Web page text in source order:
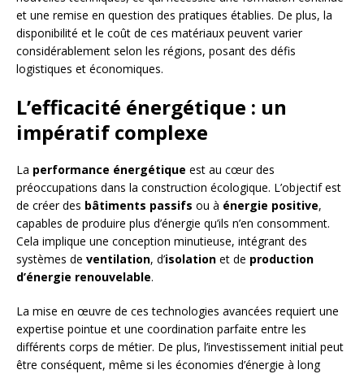
et une remise en question des pratiques établies. De plus, la
disponibilité et le coût de ces matériaux peuvent varier
considérablement selon les régions, posant des défis
logistiques et économiques.
L’efficacité énergétique : un
impératif complexe
La performance énergétique est au cœur des
préoccupations dans la construction écologique. L’objectif est
de créer des bâtiments passifs ou à énergie positive,
capables de produire plus d’énergie qu’ils n’en consomment.
Cela implique une conception minutieuse, intégrant des
systèmes de ventilation, d’isolation et de production
d’énergie renouvelable.
La mise en œuvre de ces technologies avancées requiert une
expertise pointue et une coordination parfaite entre les
différents corps de métier. De plus, l’investissement initial peut
être conséquent, même si les économies d’énergie à long